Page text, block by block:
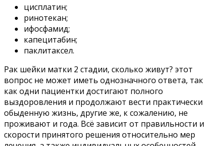
цисплатин;
ринотекан;
ифосфамид;
капецитабин;
паклитаксел.
Рак шейки матки 2 стадии, сколько живут? этот
вопрос не может иметь однозначного ответа, так
как одни пациентки достигают полного
выздоровления и продолжают вести практически
обыденную жизнь, другие же, к сожалению, не
проживают и года. Всё зависит от правильности и
скорости принятого решения относительно мер